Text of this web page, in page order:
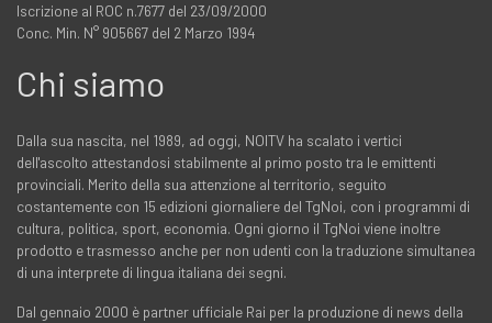
Iscrizione al ROC n.7677 del 23/09/2000
Conc. Min. N° 905667 del 2 Marzo 1994
Chi siamo
Dalla sua nascita, nel 1989, ad oggi, NOITV ha scalato i vertici
dell'ascolto attestandosi stabilmente al primo posto tra le emittenti
provinciali. Merito della sua attenzione al territorio, seguito
costantemente con 15 edizioni giornaliere del TgNoi, con i programmi di
cultura, politica, sport, economia. Ogni giorno il TgNoi viene inoltre
prodotto e trasmesso anche per non udenti con la traduzione simultanea
di una interprete di lingua italiana dei segni.
Dal gennaio 2000 è partner ufficiale Rai per la produzione di news della